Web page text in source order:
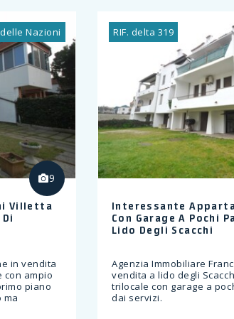
9
Villetta
in vendita
con ampio
piano
ma
Nazioni RIF. delta 319
Interessante
Con Garage A Pochi
Lido Degli Scacchi
Agenzia Immobiliare
vendita a lido degli
trilocale con garage a
dai servizi.